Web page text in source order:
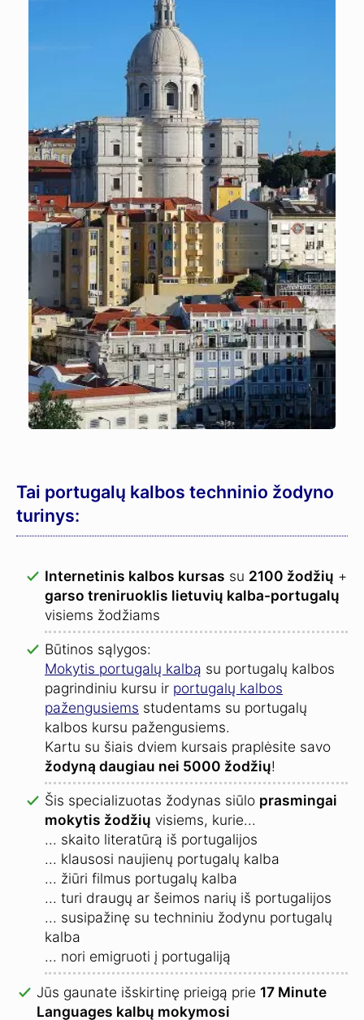
Tai portugalų kalbos techninio žodyno
turinys:
Internetinis kalbos kursas su 2100 žodžių +
garso treniruoklis lietuvių kalba-portugalų
visiems žodžiams
Būtinos sąlygos:
Mokytis portugalų kalbą su portugalų kalbos
pagrindiniu kursu ir portugalų kalbos
pažengusiems studentams su portugalų
kalbos kursu pažengusiems.
Kartu su šiais dviem kursais praplėsite savo
žodyną daugiau nei 5000 žodžių!
Šis specializuotas žodynas siūlo prasmingai
mokytis žodžių visiems, kurie...
... skaito literatūrą iš portugalijos
... klausosi naujienų portugalų kalba
... žiūri filmus portugalų kalba
... turi draugų ar šeimos narių iš portugalijos
... susipažinę su techniniu žodynu portugalų
kalba
... nori emigruoti į portugaliją
Jūs gaunate išskirtinę prieigą prie 17 Minute
Languages kalbų mokymosi